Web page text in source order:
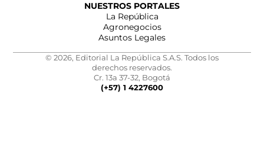
NUESTROS PORTALES
La República
Agronegocios
Asuntos Legales
© 2026, Editorial La República S.A.S. Todos los
derechos reservados.
Cr. 13a 37-32, Bogotá
(+57) 1 4227600